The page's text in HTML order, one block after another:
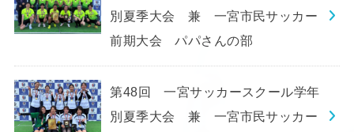
別夏季大会 兼 一宮市民サッカー
前期大会 パパさんの部
第48回 一宮サッカースクール学年
別夏季大会 兼 一宮市民サッカー